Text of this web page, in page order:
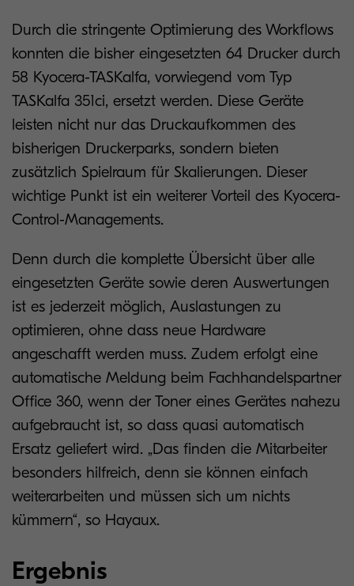
Durch die stringente Optimierung des Workflows
konnten die bisher eingesetzten 64 Drucker durch
58 Kyocera-TASKalfa, vorwiegend vom Typ
TASKalfa 351ci, ersetzt werden. Diese Geräte
leisten nicht nur das Druckaufkommen des
bisherigen Druckerparks, sondern bieten
zusätzlich Spielraum für Skalierungen. Dieser
wichtige Punkt ist ein weiterer Vorteil des Kyocera-
Control-Managements.
Denn durch die komplette Übersicht über alle
eingesetzten Geräte sowie deren Auswertungen
ist es jederzeit möglich, Auslastungen zu
optimieren, ohne dass neue Hardware
angeschafft werden muss. Zudem erfolgt eine
automatische Meldung beim Fachhandelspartner
Office 360, wenn der Toner eines Gerätes nahezu
aufgebraucht ist, so dass quasi automatisch
Ersatz geliefert wird. „Das finden die Mitarbeiter
besonders hilfreich, denn sie können einfach
weiterarbeiten und müssen sich um nichts
kümmern“, so Hayaux.
Ergebnis